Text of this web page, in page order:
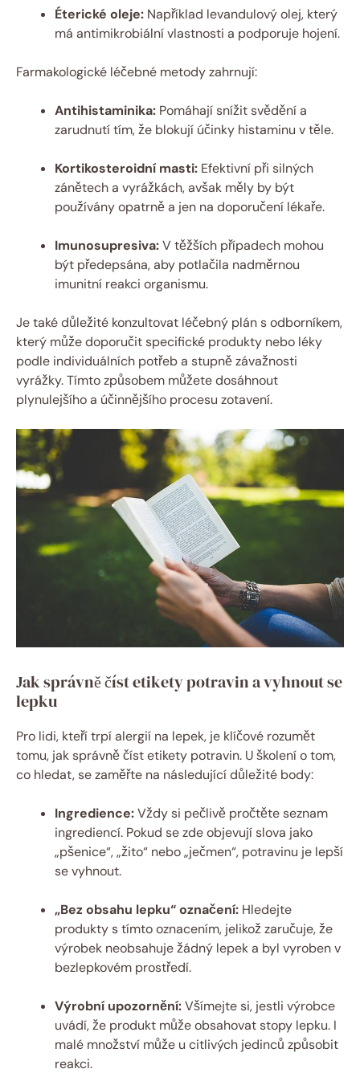
Éterické oleje: Například levandulový olej, který
má antimikrobiální vlastnosti a podporuje hojení.
Farmakologické léčebné metody zahrnují:
Antihistaminika: Pomáhají snížit svědění a
zarudnutí tím, že blokují účinky histaminu v těle.
Kortikosteroidní masti: Efektivní při silných
zánětech a vyrážkách, avšak měly by být
používány opatrně a jen na doporučení lékaře.
Imunosupresiva:V těžších případech mohou
být předepsána, aby potlačila nadměrnou
imunitní reakci organismu.
Je také důležité konzultovat léčebný plán s odborníkem,
který může doporučit specifické produkty nebo léky
podle individuálních potřeb a stupně závažnosti
vyrážky. Tímto způsobem můžete dosáhnout
plynulejšího a účinnějšího procesu zotavení.
Jak správně číst etikety potravin a vyhnout se
lepku
Pro lidi, kteří trpí alergií na lepek, je klíčové rozumět
tomu, jak správně číst etikety potravin. U školení o tom,
co hledat, se zaměřte na následující důležité body:
Ingredience:Vždy si pečlivě pročtěte seznam
ingrediencí. Pokud se zde objevují slova jako
„pšenice“, „žito“ nebo „ječmen“, potravinu je lepší
se vyhnout.
„Bez obsahu lepku“ označení: Hledejte
produkty s tímto oznacením, jelikož zaručuje, že
výrobek neobsahuje žádný lepek a byl vyroben v
bezlepkovém prostředí.
Výrobní upozornění:Všímejte si, jestli výrobce
uvádí, že produkt může obsahovat stopy lepku. I
malé množství může u citlivých jedinců způsobit
reakci.